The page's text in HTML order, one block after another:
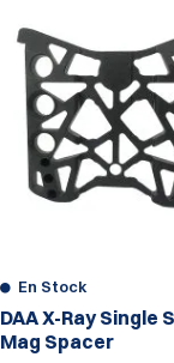
En Stock
DAA X-Ray Single
Mag Spacer